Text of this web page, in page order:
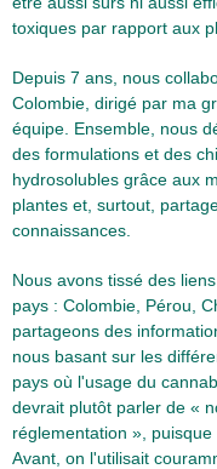
toxiques par rapport aux
Depuis 7 ans, nous
Colombie, dirigé par ma
équipe. Ensemble, nous
des formulations et des
hydrosolubles grâce aux
plantes et, surtout,
connaissances.
Nous avons tissé des
pays : Colombie, Pérou,
partageons des
nous basant sur les
pays où l'usage du
devrait plutôt parler de «
réglementation »,
Avant, on l'utilisait